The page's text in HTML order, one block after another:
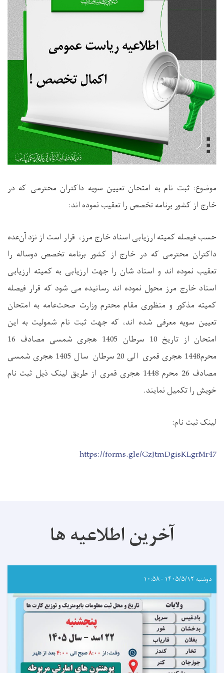
موضوع: ثبت نام به امتحان تعیین سویه داکتران محترمی که در
خارج از کشور برنامه تخصص را تعقیب نموده اند:
حسب فیصله کمیته ارزیابی اسناد خارج مرز، قرار است از نزد آن‌عده
داکتران محترمی که در خارج از کشور برنامه تخصص دوساله را
تعقیب نموده اند و اسناد شان را جهت ارزیابی به کمیته ارزیابی
اسناد خارج مرز محول نموده اند رسانیده می شود که قرار فیصله
کمیته مذکور و منظوری مقام محترم وزارت صحت‌عامه به امتحان
تعیین سویه معرفی شده اند، که جهت ثبت نام شمولیت به این
امتحان از تاریخ 10 سرطان 1405 هجری شمسی مصادف 16
محرم1448 هجری قمری الی 20 سرطان سال 1405 هجری شمسی
مصادف 26 محرم 1448 هجری قمری از طریق لینک ذیل ثبت نام
خویش را تکمیل نمایند.
لینک ثبت نام:
https://forms.gle/GzJtmDgisKLgrMr47
آخرین اطلاعیه ها
دوشنبه ۱۴۰۵/۵/۱۲ - ۱۰:۵۸